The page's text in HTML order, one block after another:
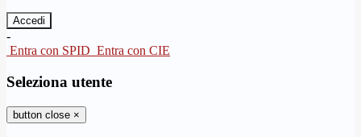
-
Entra con SPID Entra con CIE
Seleziona utente
button close ×